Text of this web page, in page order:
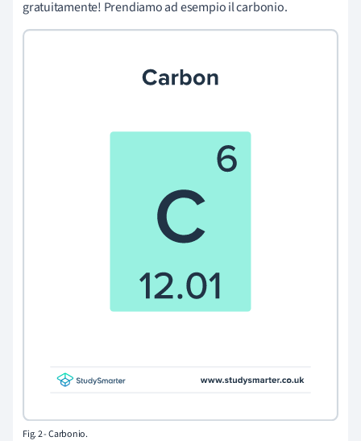
gratuitamente! Prendiamo ad esempio il carbonio.
Fig. 2 -Carbonio.